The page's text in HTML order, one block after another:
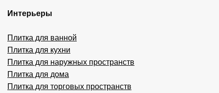
Интерьеры
Плитка для ванной
Плитка для кухни
Плитка для наружных пространств
Плитка для дома
Плитка для торговых пространств